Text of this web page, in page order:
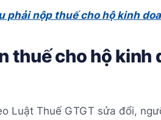
phải nộp thuế cho hộ kinh
thuế cho hộ kinh
Luật Thuế GTGT sửa đổi,